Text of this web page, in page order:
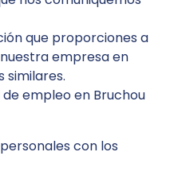
que proporciones a
empresa en
similares.
empleo en Bruchou
con los